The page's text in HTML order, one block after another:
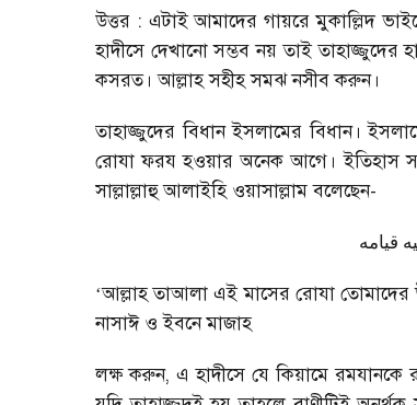
উত্তর : এটাই আমাদের গায়রে মুকাল্লিদ
হাদীসে দেখানো সম্ভব নয় তাই তাহাজ্জুদের
কসরত। আল্লাহ সহীহ সমঝ নসীব করুন।
তাহাজ্জুদের বিধান ইসলামের বিধান।
রোযা ফরয হওয়ার অনেক আগে। ইতিহাস
সাল্লাল্লাহু আলাইহি ওয়াসাল্লাম বলেছেন-
قيامه
‘আল্লাহ তাআলা এই মাসের রোযা তোমাদের
নাসাঈ ও ইবনে মাজাহ
লক্ষ করুন, এ হাদীসে যে কিয়ামে রমযানকে